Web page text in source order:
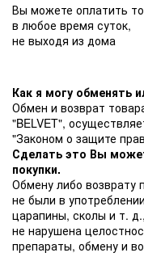
Вы можете оплатить
в любое время суток,
не выходя из дома
Как я могу обменять
Обмен и возврат
"BELVET",
"Законом о защите
Сделать это Вы
покупки.
Обмену либо возврату
не были в
царапины, сколы и т.
не нарушена
препараты, обмену и